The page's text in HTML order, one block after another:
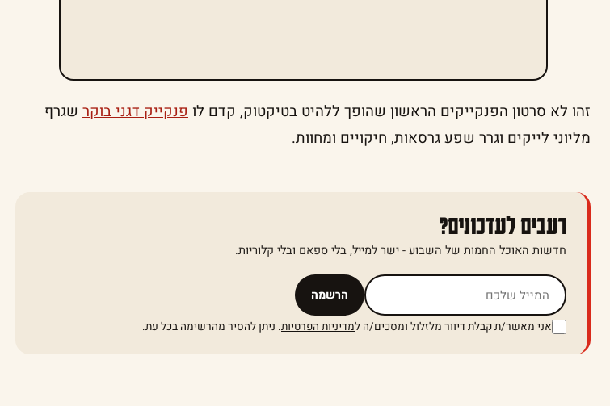
זהו לא סרטון הפנקייקים הראשון שהופך ללהיט בטיקטוק, קדם לו פנקייק דגני בוקר שגרף
מליוני לייקים וגרר שפע גרסאות, חיקויים ומחוות.
רעבים לעדכונים?
חדשות האוכל החמות של השבוע - ישר למייל, בלי ספאם ובלי קלוריות.
הרשמה אל תמלאו שדה זה
אני מאשר/ת קבלת דיוור מלזלול ומסכים/ה למדיניות הפרטיות. ניתן להסיר מהרשימה בכל עת.